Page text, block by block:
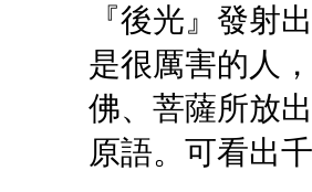
『後光』發射
是很厲害的人
佛、菩薩所放
原語。可看出